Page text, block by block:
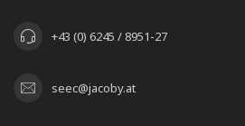
+43 (0) 6245 / 8951-27
seec@jacoby.at